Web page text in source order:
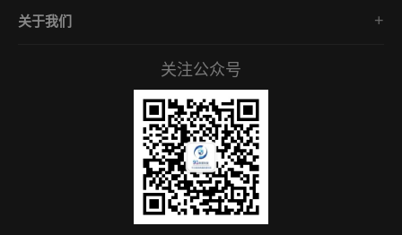
lockbit家族
确认下单/签订合同
勒索病毒数据恢复
关于我们
关注公众号